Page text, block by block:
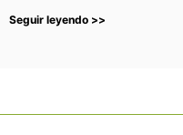
Seguir leyendo >>